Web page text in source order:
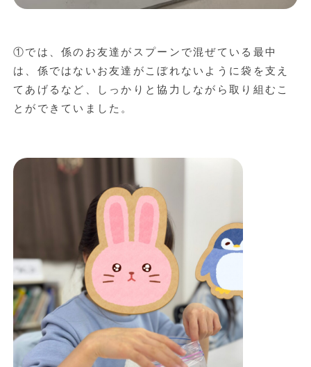
①では、係のお友達がスプーンで混ぜている最中
は、係ではないお友達がこぼれないように袋を支え
てあげるなど、しっかりと協力しながら取り組むこ
とができていました。